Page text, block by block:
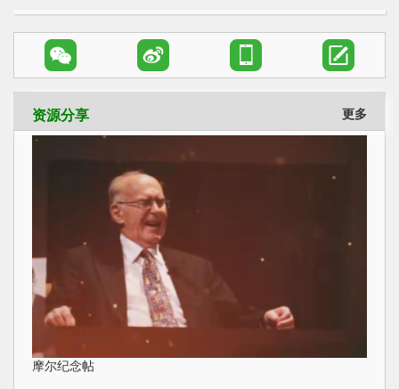
  
资源分享 更多
摩尔纪念帖